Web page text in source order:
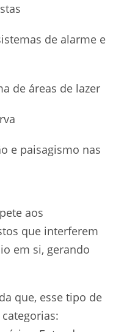
de alarme e
de áreas de lazer
e paisagismo nas
aos
que interferem
em si, gerando
que, esse tipo de